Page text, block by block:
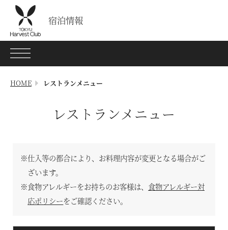
宿泊情報
宿泊情報
施設情報
宿泊プラン
レストランメニュー
RESERVEシリーズ
HOME レストランメニュー
レストランメニュー
※仕入等の都合により、お料理内容が変更となる場合がご
ざいます。
※食物アレルギーをお持ちのお客様は、 食物アレルギー対
応ポリシーをご確認ください。